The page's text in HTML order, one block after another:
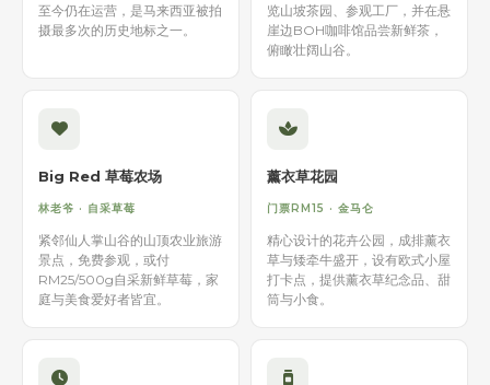
至今仍在运营，是马来西亚被拍
摄最多次的历史地标之一。
览山坡茶园、参观工厂，并在悬
崖边BOH咖啡馆品尝新鲜茶，
俯瞰壮阔山谷。
Big Red 草莓农场
林老爷 · 自采草莓
紧邻仙人掌山谷的山顶农业旅游
景点，免费参观，或付
RM25/500g自采新鲜草莓，家
庭与美食爱好者皆宜。
薰衣草花园
门票RM15 · 金马仑
精心设计的花卉公园，成排薰衣
草与矮牵牛盛开，设有欧式小屋
打卡点，提供薰衣草纪念品、甜
筒与小食。